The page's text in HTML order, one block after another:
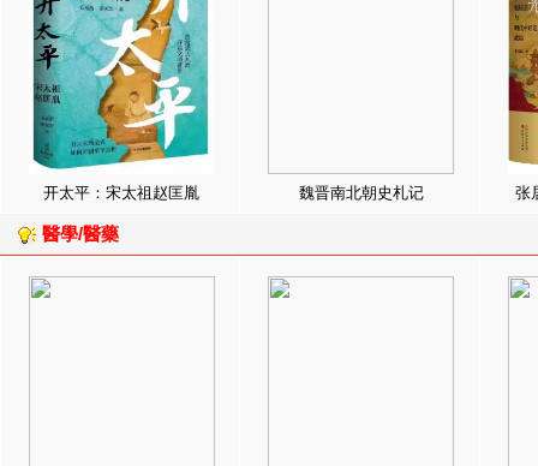
开太平：宋太祖赵匡胤 魏晋南北朝史札记 张
醫學/醫藥